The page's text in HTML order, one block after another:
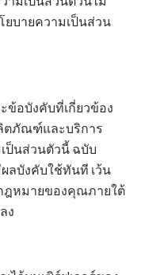
ยบายความเป็นส่วน
ข้อบังคับที่เกี่ยวข้อง
ตภัณฑ์และบริการ
ป็นส่วนตัวนี้ ฉบับ
ลบังคับใช้ทันที เว้น
ฎหมายของคุณภายใต้
ง